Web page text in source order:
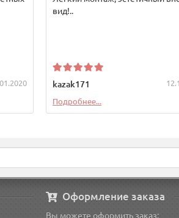
вид!..
kazak171
Подробнее...
Оформление заказа
Вы можете оформить заказ: